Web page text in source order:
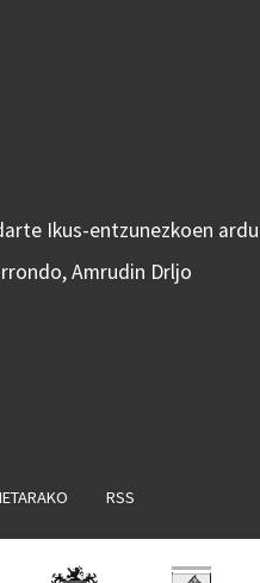
Ikus-entzunezkoen
Amrudin Drljo
RSS